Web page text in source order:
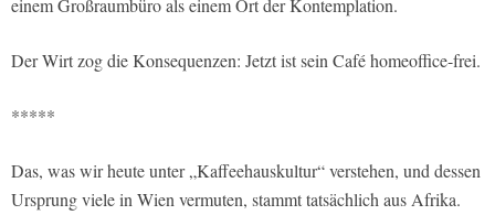
einem Großraumbüro als einem Ort der Kontemplation.
Der Wirt zog die Konsequenzen: Jetzt ist sein Café homeoffice-frei.
*****
Das, was wir heute unter „Kaffeehauskultur“ verstehen, und dessen
Ursprung viele in Wien vermuten, stammt tatsächlich aus Afrika.